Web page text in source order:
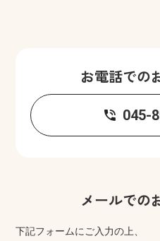
お電話での
045-
メールでの
下記フォームにご入力の上、